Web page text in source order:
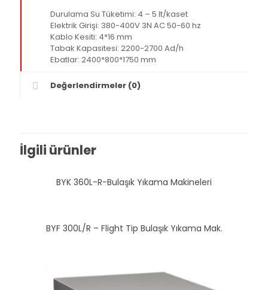
Durulama Su Tüketimi: 4 – 5 lt/kaset
Elektrik Girişi: 380-400V 3N AC 50-60 hz
Kablo Kesiti: 4*16 mm
Tabak Kapasitesi: 2200-2700 Ad/h
Ebatlar: 2400*800*1750 mm
Değerlendirmeler (0)
İlgili ürünler
BYK 360L-R-Bulaşık Yıkama Makineleri
BYF 300L/R – Flight Tip Bulaşık Yıkama Mak.